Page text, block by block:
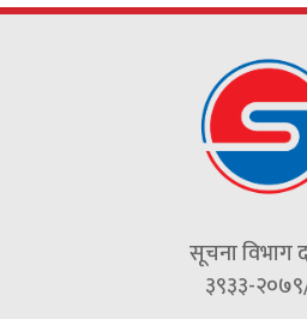
सूचना विभाग
३९३३-